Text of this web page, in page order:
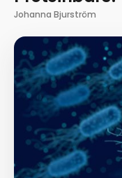
Johanna Bjurström